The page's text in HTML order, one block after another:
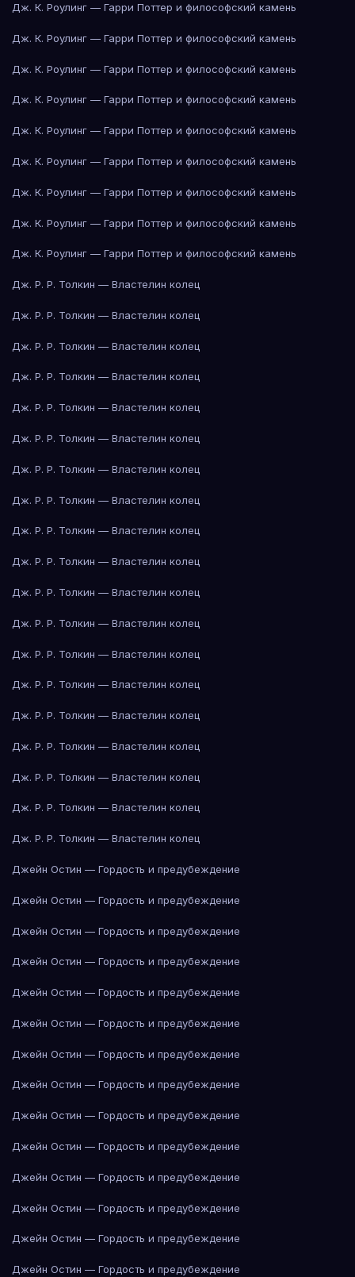
Дж. К. Роулинг — Гарри Поттер и философский камень
Дж. К. Роулинг — Гарри Поттер и философский камень
Дж. К. Роулинг — Гарри Поттер и философский камень
Дж. К. Роулинг — Гарри Поттер и философский камень
Дж. К. Роулинг — Гарри Поттер и философский камень
Дж. К. Роулинг — Гарри Поттер и философский камень
Дж. К. Роулинг — Гарри Поттер и философский камень
Дж. К. Роулинг — Гарри Поттер и философский камень
Дж. К. Роулинг — Гарри Поттер и философский камень
Дж. Р. Р. Толкин — Властелин колец
Дж. Р. Р. Толкин — Властелин колец
Дж. Р. Р. Толкин — Властелин колец
Дж. Р. Р. Толкин — Властелин колец
Дж. Р. Р. Толкин — Властелин колец
Дж. Р. Р. Толкин — Властелин колец
Дж. Р. Р. Толкин — Властелин колец
Дж. Р. Р. Толкин — Властелин колец
Дж. Р. Р. Толкин — Властелин колец
Дж. Р. Р. Толкин — Властелин колец
Дж. Р. Р. Толкин — Властелин колец
Дж. Р. Р. Толкин — Властелин колец
Дж. Р. Р. Толкин — Властелин колец
Дж. Р. Р. Толкин — Властелин колец
Дж. Р. Р. Толкин — Властелин колец
Дж. Р. Р. Толкин — Властелин колец
Дж. Р. Р. Толкин — Властелин колец
Дж. Р. Р. Толкин — Властелин колец
Дж. Р. Р. Толкин — Властелин колец
Джейн Остин — Гордость и предубеждение
Джейн Остин — Гордость и предубеждение
Джейн Остин — Гордость и предубеждение
Джейн Остин — Гордость и предубеждение
Джейн Остин — Гордость и предубеждение
Джейн Остин — Гордость и предубеждение
Джейн Остин — Гордость и предубеждение
Джейн Остин — Гордость и предубеждение
Джейн Остин — Гордость и предубеждение
Джейн Остин — Гордость и предубеждение
Джейн Остин — Гордость и предубеждение
Джейн Остин — Гордость и предубеждение
Джейн Остин — Гордость и предубеждение
Джейн Остин — Гордость и предубеждение